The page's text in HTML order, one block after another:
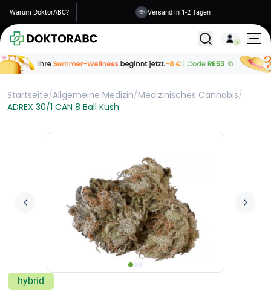
Warum DoktorABC? Versand in 1-2 Tagen
Alle
Startseite/Allgemeine Medizin/Medizinisches Cannabis/
ADREX 30/1 CAN 8 Ball Kush
hybrid